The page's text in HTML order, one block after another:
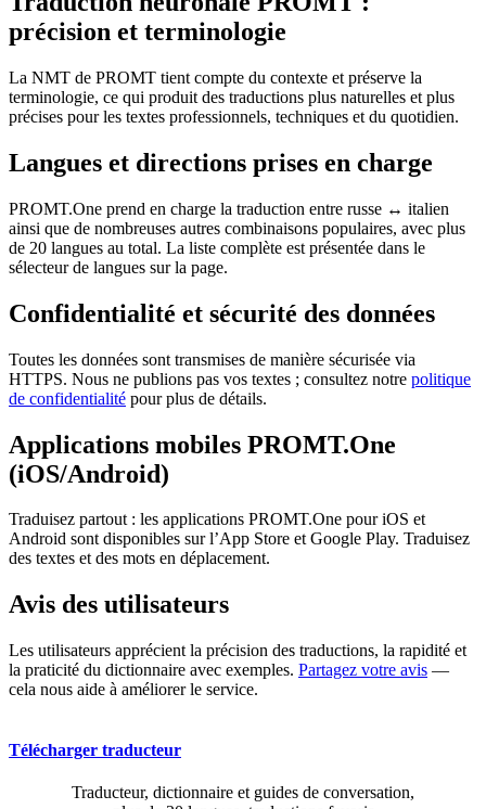
précision et terminologie
La NMT de PROMT tient compte du contexte et préserve la
terminologie, ce qui produit des traductions plus naturelles et plus
précises pour les textes professionnels, techniques et du quotidien.
Langues et directions prises en charge
PROMT.One prend en charge la traduction entre russe ↔ italien
ainsi que de nombreuses autres combinaisons populaires, avec plus
de 20 langues au total. La liste complète est présentée dans le
sélecteur de langues sur la page.
Confidentialité et sécurité des données
Toutes les données sont transmises de manière sécurisée via
HTTPS. Nous ne publions pas vos textes ; consultez notre politique
de confidentialité pour plus de détails.
Applications mobiles PROMT.One
(iOS/Android)
Traduisez partout : les applications PROMT.One pour iOS et
Android sont disponibles sur l’App Store et Google Play. Traduisez
des textes et des mots en déplacement.
Avis des utilisateurs
Les utilisateurs apprécient la précision des traductions, la rapidité et
la praticité du dictionnaire avec exemples. Partagez votre avis —
cela nous aide à améliorer le service.
Télécharger traducteur
Traducteur, dictionnaire et guides de conversation,